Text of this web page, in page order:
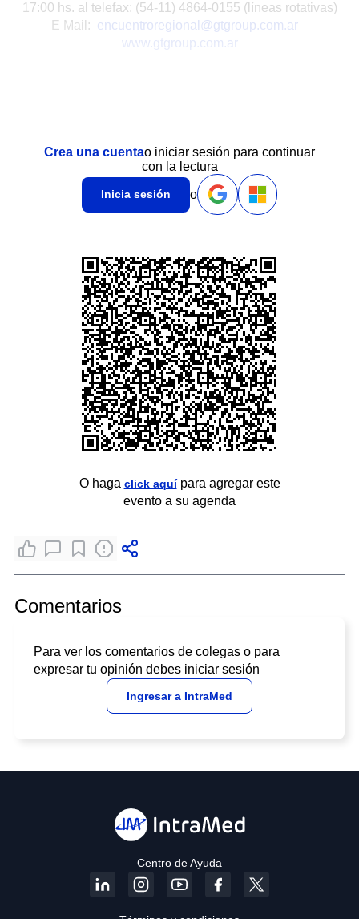
17:00 hs. al telefax: (54-11) 4864-0155 (líneas rotativas)
E Mail: encuentroregional@gtgroup.com.ar
www.gtgroup.com.ar
Crea una cuentao iniciar sesión para continuar
con la lectura
Inicia sesión o
O haga click aquípara agregar este
evento a su agenda
Comentarios
Para ver los comentarios de colegas o para
expresar tu opinión debes iniciar sesión
Ingresar a IntraMed
Centro de Ayuda